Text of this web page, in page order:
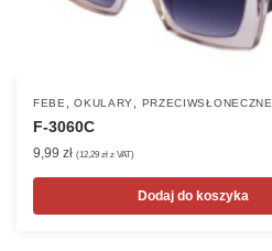
FEBE ,OKULARY PRZECIWSŁONECZNE
F-3060C
9,99 zł (12,29 zł z VAT)
Dodaj do koszyka